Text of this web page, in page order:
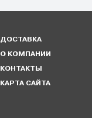
ДОСТАВКА
О КОМПАНИИ
КОНТАКТЫ
КАРТА САЙТА